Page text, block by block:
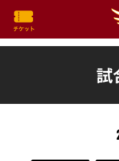
試